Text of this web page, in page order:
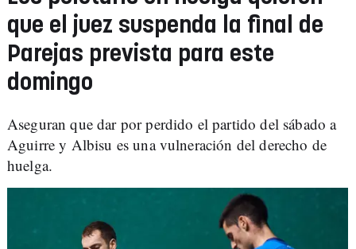
que el juez suspenda la final de
Parejas prevista para este
domingo
Aseguran que dar por perdido el partido del sábado a
Aguirre y Albisu es una vulneración del derecho de
huelga.